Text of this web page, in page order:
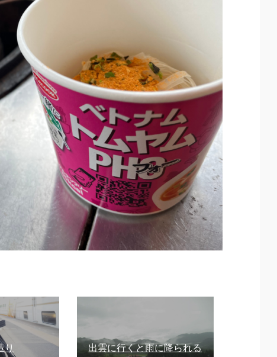
り 出雲に行くと雨に降られる